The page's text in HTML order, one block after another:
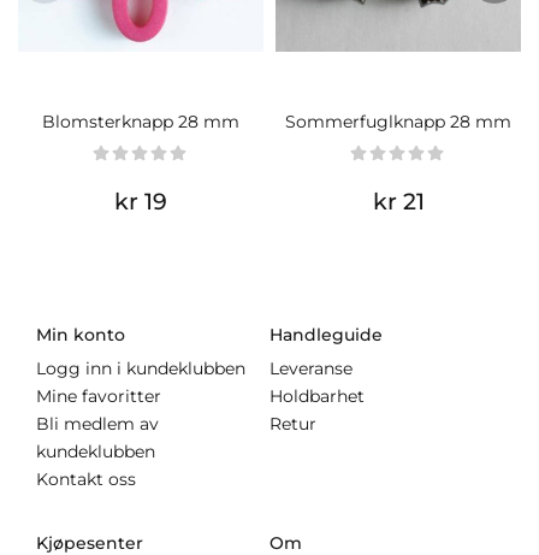
Blomsterknapp 28 mm
kr 19
Sommerfuglknapp 28 mm
kr 21
Min konto
Logg inn i kundeklubben
Mine favoritter
Bli medlem av
kundeklubben
Kontakt oss
Handleguide
Leveranse
Holdbarhet
Retur
Kjøpesenter Om